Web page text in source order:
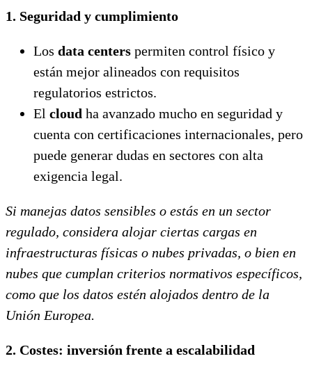
1. Seguridad y cumplimiento
Los data centers permiten control físico y
están mejor alineados con requisitos
regulatorios estrictos.
El cloud ha avanzado mucho en seguridad y
cuenta con certificaciones internacionales, pero
puede generar dudas en sectores con alta
exigencia legal.
Si manejas datos sensibles o estás en un sector
regulado, considera alojar ciertas cargas en
infraestructuras físicas o nubes privadas, o bien en
nubes que cumplan criterios normativos específicos,
como que los datos estén alojados dentro de la
Unión Europea.
2. Costes: inversión frente a escalabilidad